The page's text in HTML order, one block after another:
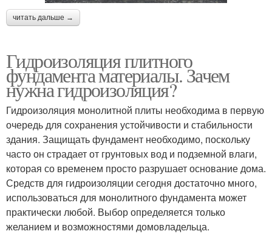
читать дальше →
Гидроизоляция плитного
фундамента материалы. Зачем
нужна гидроизоляция?
Гидроизоляция монолитной плиты необходима в первую
очередь для сохранения устойчивости и стабильности
здания. Защищать фундамент необходимо, поскольку
часто он страдает от грунтовых вод и подземной влаги,
которая со временем просто разрушает основание дома.
Средств для гидроизоляции сегодня достаточно много,
использоваться для монолитного фундамента может
практически любой. Выбор определяется только
желанием и возможностями домовладельца.